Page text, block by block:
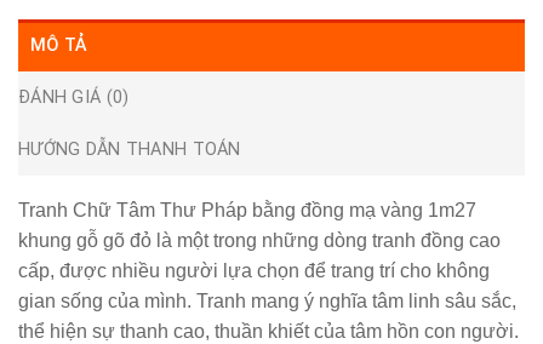
MÔ TẢ
ĐÁNH GIÁ (0)
HƯỚNG DẪN THANH TOÁN
Tranh Chữ Tâm Thư Pháp bằng đồng mạ vàng 1m27
khung gỗ gõ đỏ là một trong những dòng tranh đồng cao
cấp, được nhiều người lựa chọn để trang trí cho không
gian sống của mình. Tranh mang ý nghĩa tâm linh sâu sắc,
thể hiện sự thanh cao, thuần khiết của tâm hồn con người.